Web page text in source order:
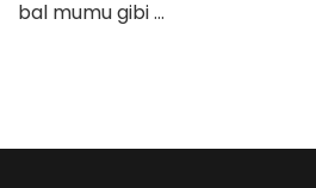
bal mumu gibi …